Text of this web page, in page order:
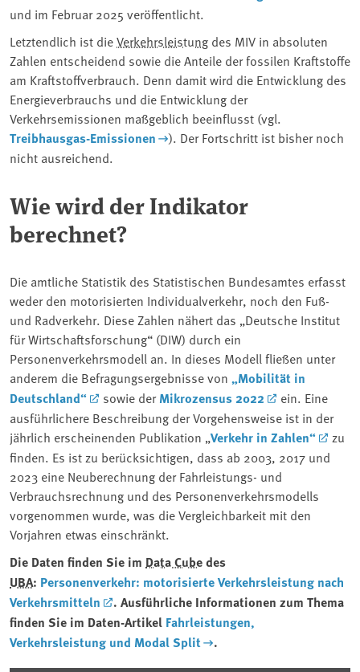
und im Februar 2025 veröffentlicht.
Letztendlich ist dieVerkehrsleistung des MIV in absoluten
Zahlen entscheidend sowie die Anteile der fossilen Kraftstoffe
am Kraftstoffverbrauch. Denn damit wird die Entwicklung des
Energieverbrauchs und die Entwicklung der
Verkehrsemissionen maßgeblich beeinflusst (vgl.
Treibhausgas-Emissionen
). Der Fortschritt ist bisher noch
nicht ausreichend.
Wie wird der Indikator
berechnet?
Die amtliche Statistik des Statistischen Bundesamtes erfasst
weder den motorisierten Individualverkehr, noch den Fuß-
und Radverkehr. Diese Zahlen nähert das „Deutsche Institut
für Wirtschaftsforschung“ (DIW) durch ein
Personenverkehrsmodell an. In dieses Modell fließen unter
anderem die Befragungsergebnisse von „Mobilität in
Deutschland“
sowie derMikrozensus 2022
ein. Eine
ausführlichere Beschreibung der Vorgehensweise ist in der
jährlich erscheinenden Publikation „Verkehr in Zahlen“
zu
finden. Es ist zu berücksichtigen, dass ab 2003, 2017 und
2023 eine Neuberechnung der Fahrleistungs- und
Verbrauchsrechnung und des Personenverkehrsmodells
vorgenommen wurde, was die Vergleichbarkeit mit den
Vorjahren etwas einschränkt.
Die Daten finden Sie im Data Cubedes
UBA: Personenverkehr: motorisierte Verkehrsleistung nach
Verkehrsmitteln
. Ausführliche Informationen zum Thema
finden Sie im Daten-Artikel Fahrleistungen,
Verkehrsleistung und Modal Split
.